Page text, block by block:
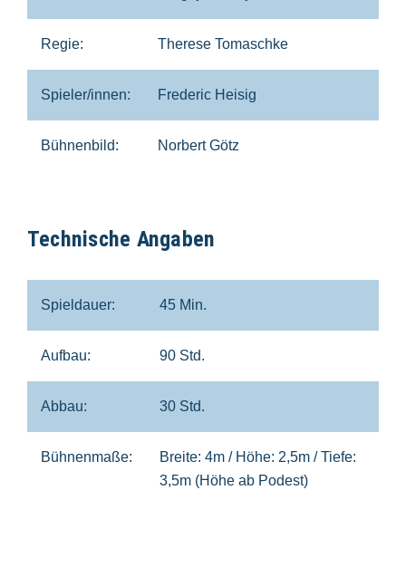
Regie: Therese Tomaschke
Spieler/innen: Frederic Heisig
Bühnenbild: Norbert Götz
Technische Angaben
Spieldauer: 45 Min.
Aufbau: 90 Std.
Abbau: 30 Std.
Bühnenmaße:
Breite: 4m / Höhe: 2,5m / Tiefe:
3,5m (Höhe ab Podest)